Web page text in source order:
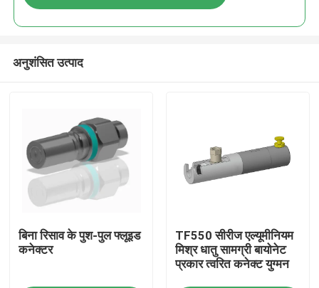
अनुशंसित उत्पाद
बिना रिसाव के पुश-पुल फ्लूइड
कनेक्टर
TF550 सीरीज एल्यूमीनियम
मिश्र धातु सामग्री बायोनेट
प्रकार त्वरित कनेक्ट युग्मन